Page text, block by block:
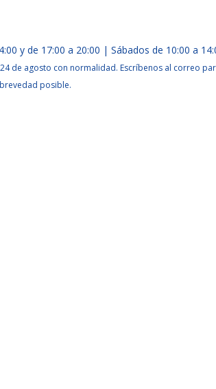
y de 17:00 a 20:00 | Sábados de 10:00 a
de agosto con normalidad. Escríbenos al correo
posible.